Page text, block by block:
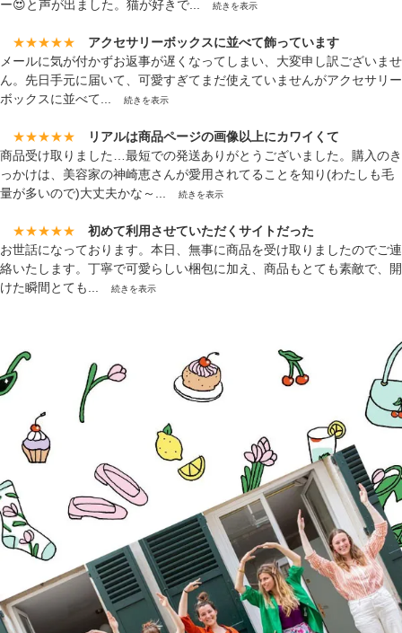
ー😍と声が出ました。猫が好きで...
続きを表示
★★★★★
アクセサリーボックスに並べて飾っています
メールに気が付かずお返事が遅くなってしまい、大変申し訳ございませ
ん。先日手元に届いて、可愛すぎてまだ使えていませんがアクセサリー
ボックスに並べて...
続きを表示
★★★★★
リアルは商品ページの画像以上にカワイくて
商品受け取りました…最短での発送ありがとうございました。購入のき
っかけは、美容家の神崎恵さんが愛用されてることを知り(わたしも毛
量が多いので)大丈夫かな～...
続きを表示
★★★★★
初めて利用させていただくサイトだった
お世話になっております。本日、無事に商品を受け取りましたのでご連
絡いたします。丁寧で可愛らしい梱包に加え、商品もとても素敵で、開
けた瞬間とても...
続きを表示